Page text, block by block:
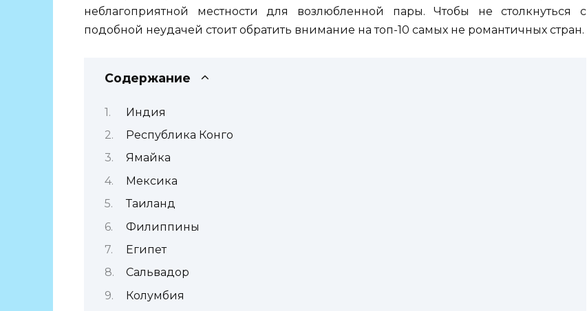
неблагоприятной местности для возлюбленной пары. Чтобы не столкнуться с
подобной неудачей стоит обратить внимание на топ-10 самых не романтичных стран.
Содержание
Индия
Республика Конго
Ямайка
Мексика
Таиланд
Филиппины
Египет
Сальвадор
Колумбия